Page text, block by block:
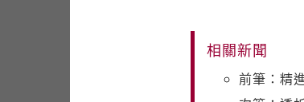
相關新聞
前筆：精